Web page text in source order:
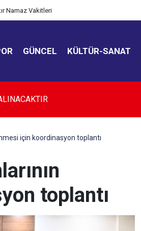
Namaz Vakitleri
GÜNCEL KÜLTÜR-SANAT
kavga: 5 yaralı
için koordinasyon toplantı
toplantı